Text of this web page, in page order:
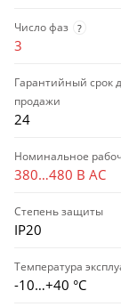
Число фаз ?
3
Гарантийный срок
продажи
24
Номинальное
380…480 В AC
Степень защиты
IP20
Температура
-10…+40 °С